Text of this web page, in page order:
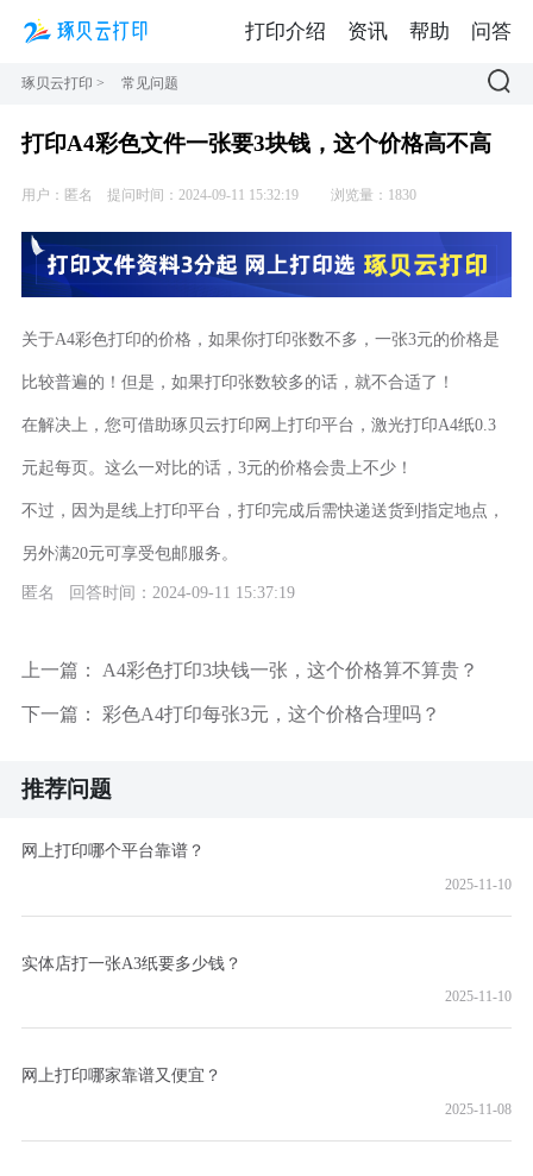
琢贝云打印 > 常见问题
打印A4彩色文件一张要3块钱，这个价格高不高
用户：匿名 提问时间：2024-09-11 15:32:19 浏览量：1830
关于A4彩色打印的价格，如果你打印张数不多，一张3元的价格是
比较普遍的！但是，如果打印张数较多的话，就不合适了！
在解决上，您可借助琢贝云打印网上打印平台，激光打印A4纸0.3
元起每页。这么一对比的话，3元的价格会贵上不少！
不过，因为是线上打印平台，打印完成后需快递送货到指定地点，
另外满20元可享受包邮服务。
匿名 回答时间：2024-09-11 15:37:19
上一篇： A4彩色打印3块钱一张，这个价格算不算贵？
下一篇： 彩色A4打印每张3元，这个价格合理吗？
推荐问题
网上打印哪个平台靠谱？
2025-11-10
实体店打一张A3纸要多少钱？
2025-11-10
网上打印哪家靠谱又便宜？
2025-11-08
打印介绍 资讯 帮助 问答